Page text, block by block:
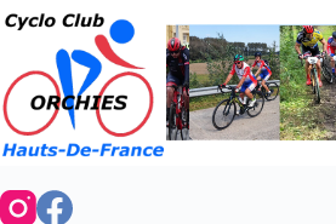
Passer
au
contenu